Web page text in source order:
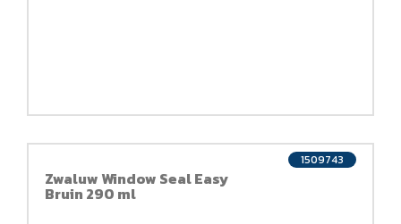
Zwaluw Window Seal Easy
Bruin 290 ml
1509743